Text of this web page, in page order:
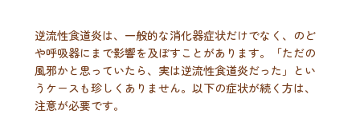
逆流性食道炎は、一般的な消化器症状だけでなく、のど
や呼吸器にまで影響を及ぼすことがあります。「ただの
風邪かと思っていたら、実は逆流性食道炎だった」とい
うケースも珍しくありません。以下の症状が続く方は、
注意が必要です。